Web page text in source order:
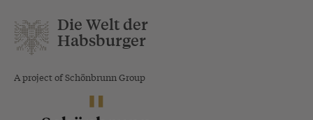
Die Welt der
Habsburger
A project of Schönbrunn Group